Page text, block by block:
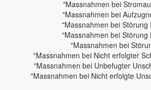
"Massnahmen bei
"Massnahmen bei
"Massnahmen bei Störung
"Massnahmen bei Störung
"Massnahmen bei
"Massnahmen bei Nicht erfolgter
"Massnahmen bei Unbefugter
"Massnahmen bei Nicht erfolgte